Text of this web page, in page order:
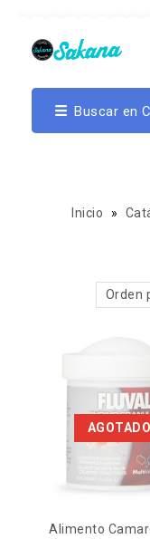
Buscar en
Inicio »
Orden
AGOTADO
Alimento